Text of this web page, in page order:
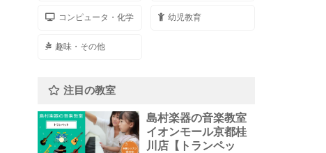
コンピュータ・化学 幼児教育
趣味・その他
注目の教室
島村楽器の音楽教室
イオンモール京都桂
川店【トランペッ